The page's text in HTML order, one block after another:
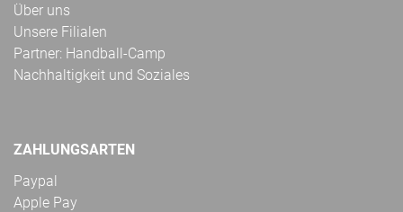
Über uns
Unsere Filialen
Partner: Handball-Camp
Nachhaltigkeit und Soziales
ZAHLUNGSARTEN
Paypal
Apple Pay